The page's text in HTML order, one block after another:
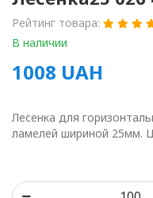
Рейтинг товара:
В наличии
1008 UAH
Лесенка для
ламелей шириной 25мм.